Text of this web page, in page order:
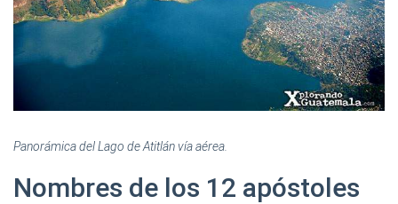
Panorámica del Lago de Atitlán vía aérea.
Nombres de los 12 apóstoles